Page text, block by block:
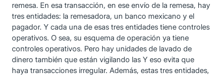
remesa. En esa transacción, en ese envío de la remesa, hay
tres entidades: la remesadora, un banco mexicano y el
pagador. Y cada una de esas tres entidades tiene controles
operativos. O sea, su esquema de operación ya tiene
controles operativos. Pero hay unidades de lavado de
dinero también que están vigilando las Y eso evita que
haya transacciones irregular. Además, estas tres entidades,